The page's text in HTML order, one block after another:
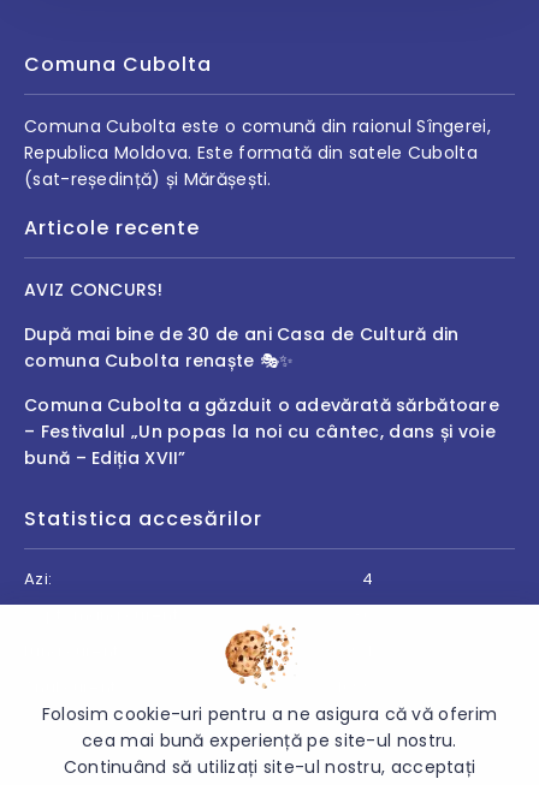
Comuna Cubolta
Comuna Cubolta este o comună din raionul Sîngerei,
Republica Moldova. Este formată din satele Cubolta
(sat-reședință) și Mărășești.
Articole recente
AVIZ CONCURS!
După mai bine de 30 de ani Casa de Cultură din
comuna Cubolta renaște 🎭✨
Comuna Cubolta a găzduit o adevărată sărbătoare
– Festivalul „Un popas la noi cu cântec, dans și voie
bună – Ediția XVII”
Statistica accesărilor
Azi:
4
Folosim cookie-uri pentru a ne asigura că vă oferim
cea mai bună experiență pe site-ul nostru.
Continuând să utilizați site-ul nostru, acceptați